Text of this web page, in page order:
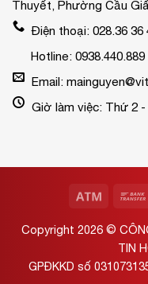
Thuyết, Phường Cầu
Điện thoại: 028.36 36
Hotline: 0938.440.889
Email:
Giờ làm việc: Thứ 2 -
Copyright 2026 ©
TIN
GPĐKKD số